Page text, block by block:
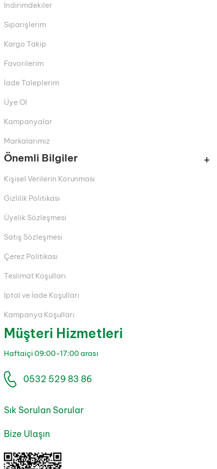
İndirimdekiler
Siparişlerim
Kargo Takip
Favorilerim
İade Taleplerim
Üye Ol
Kampanyalar
Markalarımız
Önemli Bilgiler
Kişisel Verilerin Korunması
Gizlilik Politikası
Üyelik Sözleşmesi
Satış Sözleşmesi
Çerez Politikası
Teslimat Koşulları
İptal ve İade Koşulları
Kampanya Koşulları
Müşteri Hizmetleri
Haftaiçi 09:00-17:00 arası
0532 529 83 86
Sık Sorulan Sorular
Bize Ulaşın